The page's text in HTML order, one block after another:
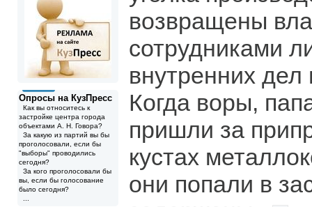
Опросы на КузПресс
Как вы относитесь к
застройке центра города
объектами А. Н. Говора?
За какую из партий вы бы
проголосовали, если бы
"выборы" проводились
сегодня?
За кого проголосовали бы
вы, если бы голосование
было сегодня?
возвращены
сотрудниками
внутренних дел
Когда воры,
пришли за
кустах
они попали в